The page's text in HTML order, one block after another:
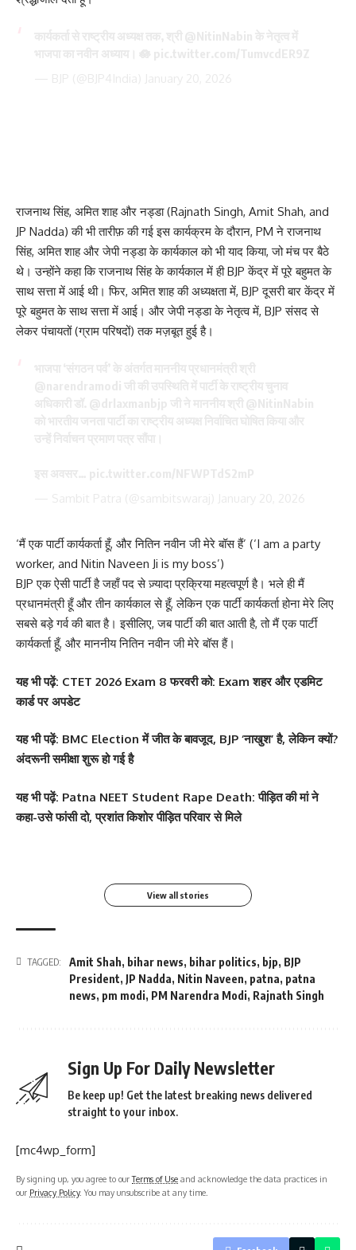
राजनाथ सिंह, अमित शाह और नड्डा (Rajnath Singh, Amit Shah, and
JP Nadda) की भी तारीफ़ की गई इस कार्यक्रम के दौरान, PM ने राजनाथ
सिंह, अमित शाह और जेपी नड्डा के कार्यकाल को भी याद किया, जो मंच पर बैठे
थे। उन्होंने कहा कि राजनाथ सिंह के कार्यकाल में ही BJP केंद्र में पूरे बहुमत के
साथ सत्ता में आई थी। फिर, अमित शाह की अध्यक्षता में, BJP दूसरी बार केंद्र में
पूरे बहुमत के साथ सत्ता में आई। और जेपी नड्डा के नेतृत्व में, BJP संसद से
लेकर पंचायतों (ग्राम परिषदों) तक मज़बूत हुई है।
‘मैं एक पार्टी कार्यकर्ता हूँ, और नितिन नवीन जी मेरे बॉस हैं’ (‘I am a party
worker, and Nitin Naveen Ji is my boss’)
BJP एक ऐसी पार्टी है जहाँ पद से ज़्यादा प्रक्रिया महत्वपूर्ण है। भले ही मैं
प्रधानमंत्री हूँ और तीन कार्यकाल से हूँ, लेकिन एक पार्टी कार्यकर्ता होना मेरे लिए
सबसे बड़े गर्व की बात है। इसीलिए, जब पार्टी की बात आती है, तो मैं एक पार्टी
कार्यकर्ता हूँ, और माननीय नितिन नवीन जी मेरे बॉस हैं।
यह भी पढ़ें: CTET 2026 Exam 8 फरवरी को: Exam शहर और एडमिट
कार्ड पर अपडेट
यह भी पढ़ें: BMC Election में जीत के बावजूद, BJP ‘नाखुश’ है, लेकिन क्यों?
अंदरूनी समीक्षा शुरू हो गई है
यह भी पढ़ें: Patna NEET Student Rape Death: पीड़ित की मां ने
कहा-उसे फांसी दो, प्रशांत किशोर पीड़ित परिवार से मिले
सोनम कपूर ने शर्ट के बटन
खोलकर बेबी बंप फ्लॉन्ट किया
श्वेता तिवारी ने सोशल मीडिया
पर फिर लगाई आग, फोटो तेजी
से Viral
Salman Khan की बर्थडे
पार्टी में लगा सितारों का मेला,
श्वेता तिवारी ने सोशल मीडिया
पर लगाई आग फोटो वायरल
View all stories
TAGGED: Amit Shah, bihar news, bihar politics, bjp, BJP
President, JP Nadda, Nitin Naveen, patna, patna
news, pm modi, PM Narendra Modi, Rajnath Singh
Sign Up For Daily Newsletter
Be keep up! Get the latest breaking news delivered
straight to your inbox.
[mc4wp_form]
By signing up, you agree to ourTerms of Use and acknowledge the data practices in
our Privacy Policy. You may unsubscribe at any time.